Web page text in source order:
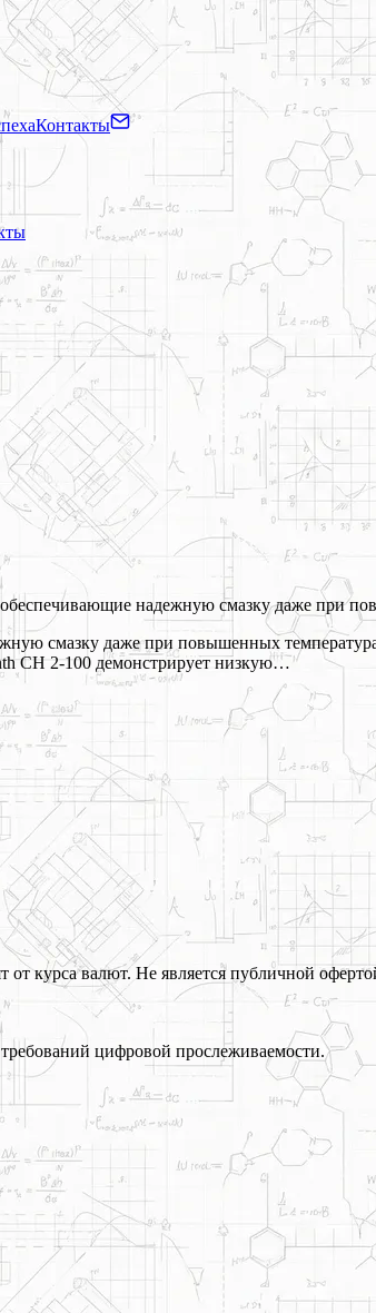
Контакты
надежную смазку даже при
смазку даже при повышенных
CH 2-100 демонстрирует низкую…
курса валют. Не является публичной
цифровой прослеживаемости.